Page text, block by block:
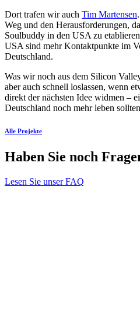
Dort trafen wir auch Tim Martensen
Weg und den Herausforderungen,
Soulbuddy in den USA zu
USA sind mehr Kontaktpunkte im
Deutschland.
Was wir noch aus dem Silicon
aber auch schnell loslassen, wenn
direkt der nächsten Idee widmen –
Deutschland noch mehr leben
Alle Projekte
Haben Sie noch
Lesen Sie unser FAQ